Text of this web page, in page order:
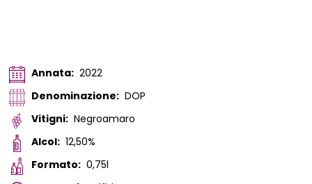
Annata: 2022
Denominazione: DOP
Vitigni: Negroamaro
Alcol: 12,50%
Formato: 0,75l